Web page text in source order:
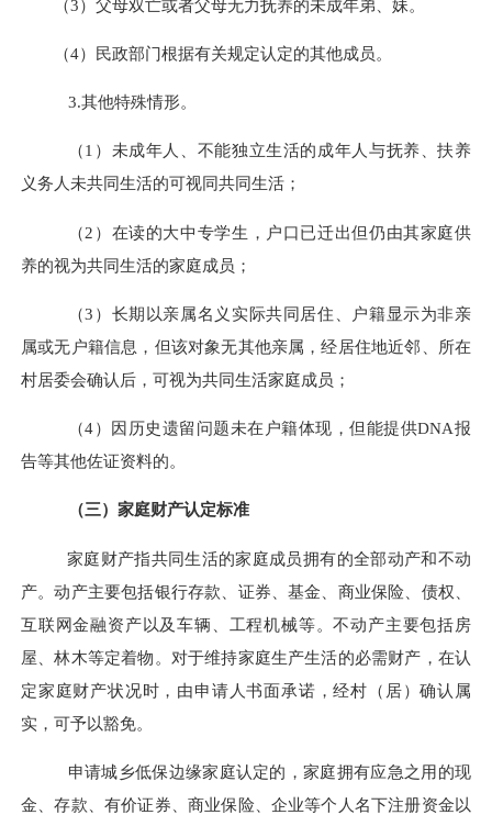
（3） 父母双亡或者父母无力抚养的未成年弟、妹。
（4） 民政部门根据有关规定认定的其他成员。
3.其他特殊情形。
（1 ） 未成年人、不能独立生活的成年人与抚养、扶养
义务人未共同生活的可视同共同生活；
（2 ） 在读的大中专学生，户口已迁出但仍由其家庭供
养的视为共同生活的家庭成员 ；
（3 ）长期以亲属名义实际共同居住、户籍显示为非亲
属或无户籍信息，但该对象无其他亲属，经居住地近邻、所在
村居委会确认后，可视为共同生活家庭成员；
（4）因历史遗留问题未在户籍体现，但能提供DNA报
告等其他佐证资料的。
（三）家庭财产认定标准
家庭财产指共同生活的家庭成员拥有的全部动产和不动
产。动产主要包括银行存款、证券、基金、商业保险、债权、
互联网金融资产以及车辆、工程机械等。不动产主要包括房
屋、林木等定着物。对于维持家庭生产生活的必需财产，在认
定家庭财产状况时，由申请人书面承诺，经村（居）确认属
实，可予以豁免。
申请城乡低保边缘家庭认定的，家庭拥有应急之用的现
金、存款、有价证券、商业保险、企业等个人名下注册资金以